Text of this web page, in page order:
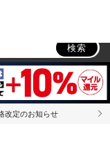
検索
改定のお知らせ